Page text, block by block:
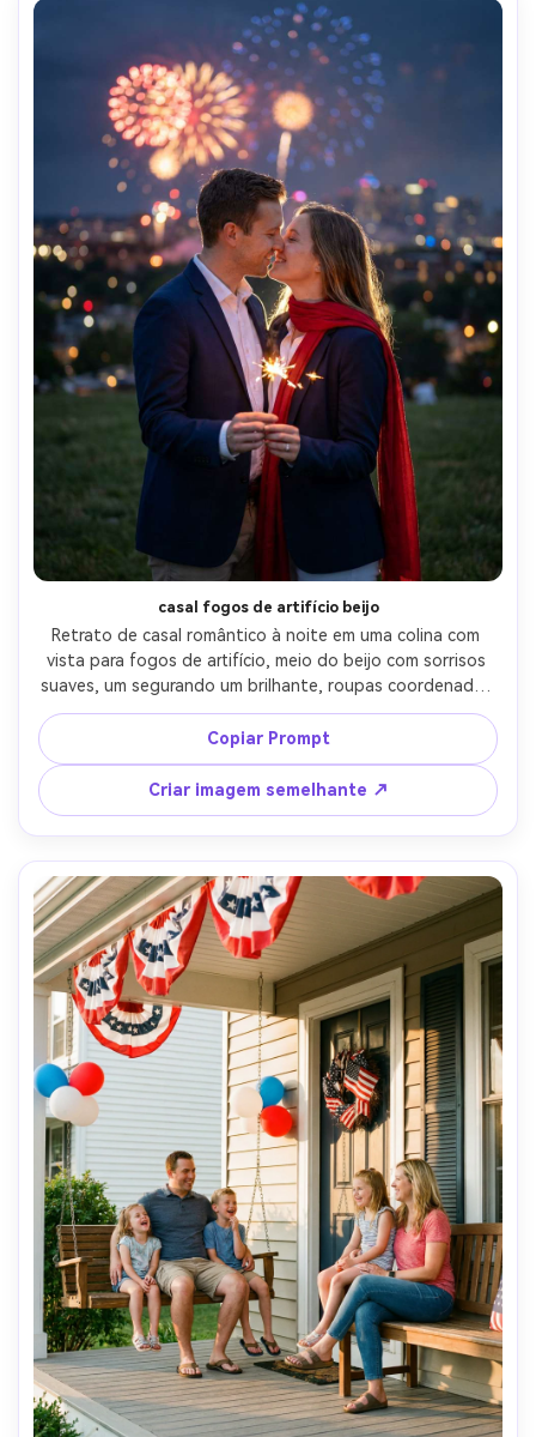
casal fogos de artifício beijo
Retrato de casal romântico à noite em uma colina com
vista para fogos de artifício, meio do beijo com sorrisos
suaves, um segurando um brilhante, roupas coordenadas
em branco e azul marinho com um lenço de sotaque
vermelho, fogos de artifício explodindo no céu de fundo,
bokeh sonhador, tirado em Sony A7R V, 85mm f/1.4, luz de
aro retroiluminada, pele fotorealista, tom romântico
cinematográfico-AR 4:5
Copiar Prompt
Criar imagem semelhante ↗